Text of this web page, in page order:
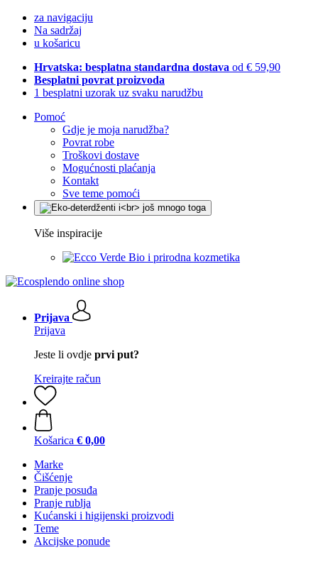
za navigaciju
Na sadržaj
u košaricu
Hrvatska: besplatna standardna dostava od € 59,90
Besplatni povrat proizvoda
1 besplatni uzorak uz svaku narudžbu
Pomoć
Gdje je moja narudžba?
Povrat robe
Troškovi dostave
Mogućnosti plaćanja
Kontakt
Sve teme pomoći
Više inspiracije
Bio i prirodna kozmetika
Prijava
Prijava
Jeste li ovdje prvi put?
Kreirajte račun
Košarica € 0,00
Marke
Čišćenje
Pranje posuđa
Pranje rublja
Kućanski i higijenski proizvodi
Teme
Akcijske ponude